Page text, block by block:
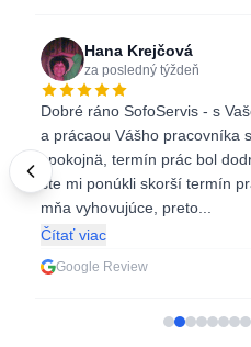
Hana Krejčová
za posledný týždeň
Dobré ráno SofoServis - s
a prácaou Vášho pracovníka
spokojnä, termín prác bol
ste mi ponúkli skorší termín
mňa vyhovujúce, preto...
Čítať viac
Google Review